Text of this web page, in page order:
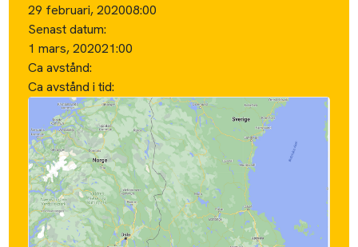
29 februari, 202008:00
Senast datum:
1 mars, 202021:00
Ca avstånd:
Ca avstånd i tid: